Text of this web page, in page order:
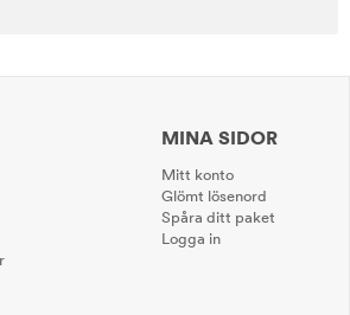
MINA SIDOR
Mitt konto
Glömt lösenord
Spåra ditt paket
Logga in